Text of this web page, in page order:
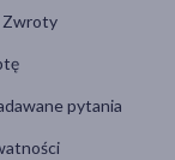
Zwroty
pytania